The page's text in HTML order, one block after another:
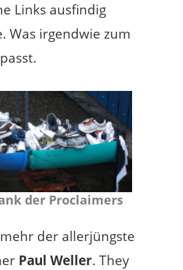
Links ausfindig
Was irgendwie zum
der Proclaimers
der allerjüngste
Paul Weller. They